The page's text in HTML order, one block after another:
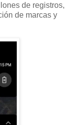
de registros,
de marcas y